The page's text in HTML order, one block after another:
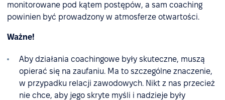
monitorowane pod kątem postępów, a sam coaching
powinien być prowadzony w atmosferze otwartości.
Ważne!
Aby działania coachingowe były skuteczne, muszą
opierać się na zaufaniu. Ma to szczególne znaczenie,
w przypadku relacji zawodowych. Nikt z nas przecież
nie chce, aby jego skryte myśli i nadzieje były